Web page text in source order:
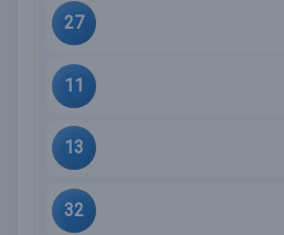
27
11
13
32